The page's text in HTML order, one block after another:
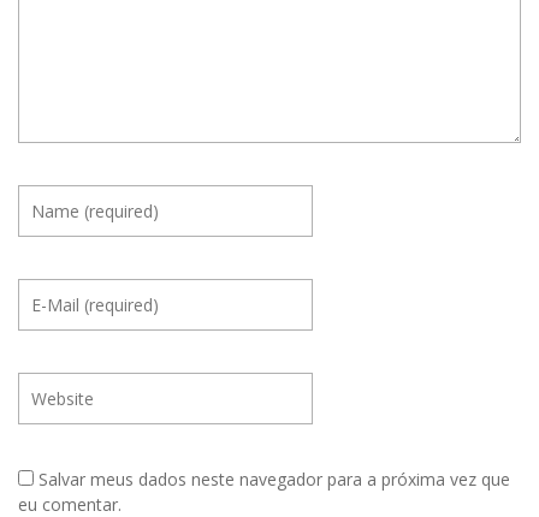
Salvar meus dados neste navegador para a próxima vez que
eu comentar.